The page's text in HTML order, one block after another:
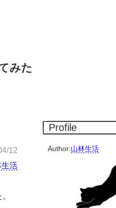
みた
12
生活
Profile
Author:山林生活